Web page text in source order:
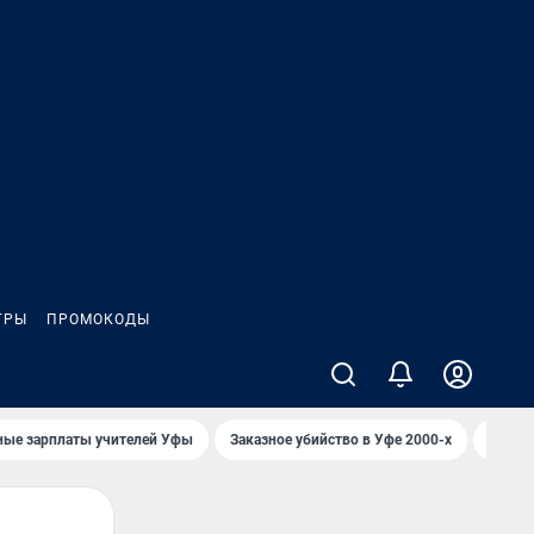
ПРОМОКОДЫ
зарплаты учителей Уфы Заказное убийство в Уфе 2000-х